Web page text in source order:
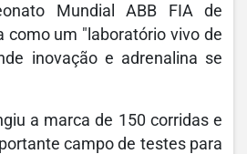
Mundial ABB FIA de
como um "laboratório vivo de
inovação e adrenalina se
a marca de 150 corridas e
campo de testes para